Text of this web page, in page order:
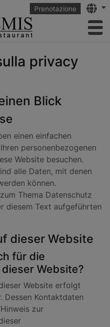
Prenotazione
privacy
Blick
einen einfachen
personenbezogenen
Website besuchen.
alle Daten, mit denen
können.
Thema Datenschutz
diesem Text aufgeführten
dieser Website
für die
Website?
Website erfolgt
Dessen Kontaktdaten
zur